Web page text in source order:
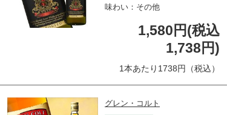
味わい：その他
1,580円(税込
1,738円)
1本あたり1738円（税込）
グレン・コルト